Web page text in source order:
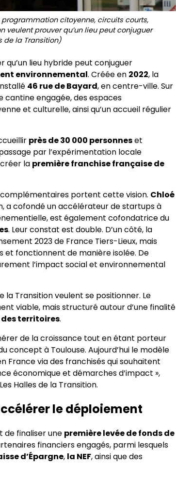
citoyenne, circuits courts,
veulent prouver qu’un lieu peut conjuguer
de la Transition)
lieu hybride peut conjuguer
environnemental. Créée en 2022, la
46 rue de Bayard, en centre-ville. Sur
cantine engagée, des espaces
et culturelle, ainsi qu’un accueil régulier
près de 30 000 personneset
par l’expérimentation locale
la première franchise française de
portent cette vision. Chloé
a cofondé un accélérateur de startups à
est également cofondatrice du
. Leur constat est double. D’un côté, la
2023 de France Tiers-Lieux, mais
et fonctionnent de manière isolée. De
l’impact social et environnemental
la Transition veulent se positionner. Le
viable, mais structuré autour d’une finalité
territoires.
de la croissance tout en étant porteur
concept à Toulouse. Aujourd’hui le modèle
France via des franchisés qui souhaitent
économique et démarches d’impact »,
Halles de la Transition.
le déploiement
de finaliser une première levée de fonds de
financiers engagés, parmi lesquels
d’Épargne, la NEF, ainsi que des